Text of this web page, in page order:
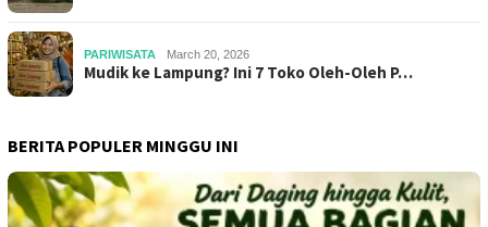
PARIWISATA March 20, 2026
Mudik ke Lampung? Ini 7 Toko Oleh-Oleh P…
BERITA POPULER MINGGU INI